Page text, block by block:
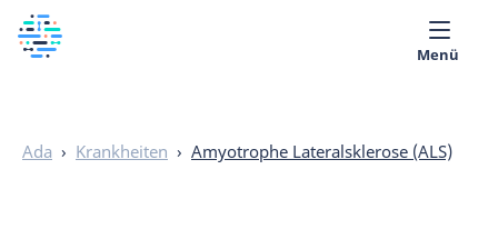
Medizinische Bibliothek
Menü
Ada › Krankheiten › Amyotrophe Lateralsklerose (ALS)